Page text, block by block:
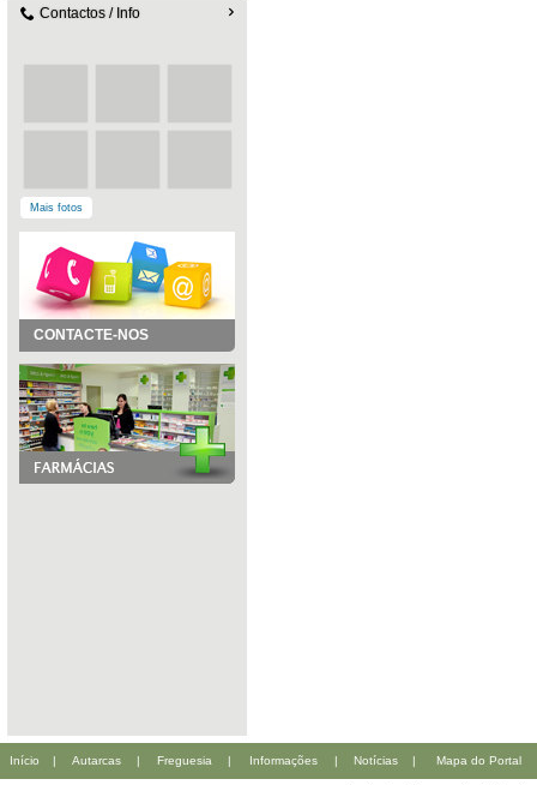
Contactos / Info
Mais fotos
CONTACTE-NOS
Início | Autarcas | Freguesia | Informações | Notícias | Mapa do Portal